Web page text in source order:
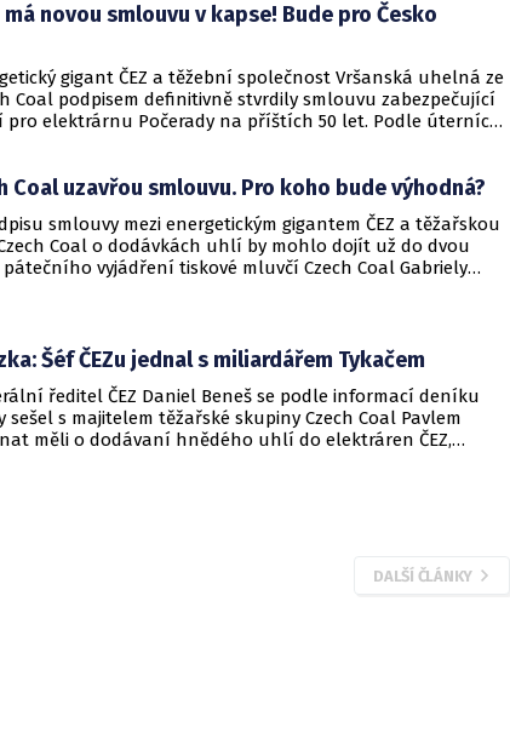
má novou smlouvu v kapse! Bude pro Česko
gigant ČEZ a těžební společnost Vršanská uhelná ze
Coal podpisem definitivně stvrdily smlouvu zabezpečující
pro elektrárnu Počerady na příštích 50 let. Podle úterních
Coal uzavřou smlouvu. Pro koho bude výhodná?
smlouvy mezi energetickým gigantem ČEZ a těžařskou
Coal o dodávkách uhlí by mohlo dojít už do dvou
vyjádření tiskové mluvčí Czech Coal Gabriely
Šéf ČEZu jednal s miliardářem Tykačem
ředitel ČEZ Daniel Beneš se podle informací deníku
sešel s majitelem těžařské skupiny Czech Coal Pavlem
měli o dodávaní hnědého uhlí do elektráren ČEZ,
DALŠÍ ČLÁNKY